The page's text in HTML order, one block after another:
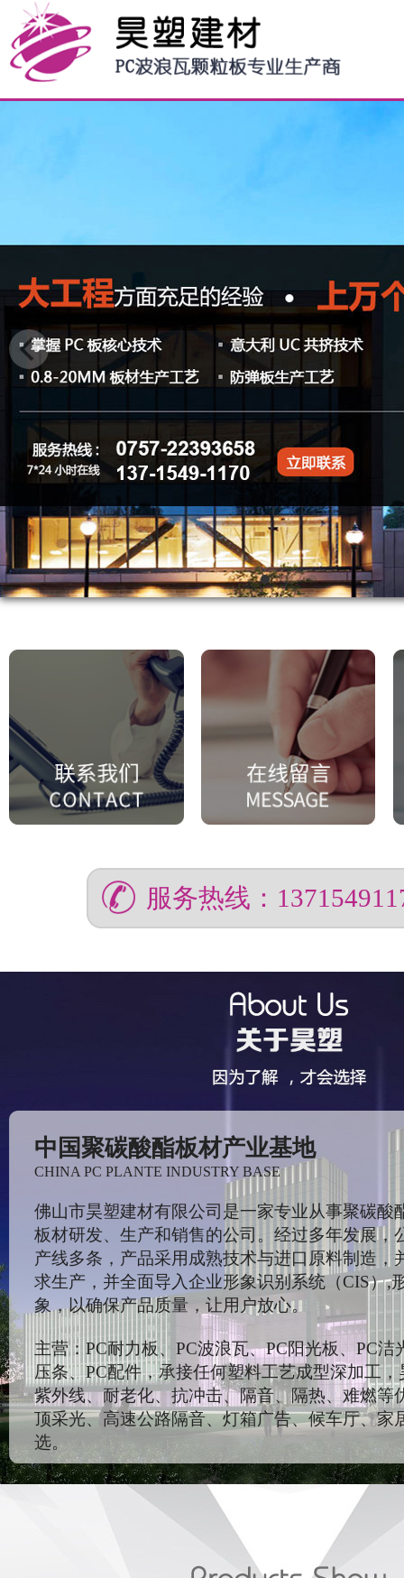
服务热线：
中国聚碳酸酯板材产业基地
CHINA PC PLANTE INDUSTRY BASE
佛山市昊塑建材有限公司是一家专业从事聚碳酸
板材研发、生产和销售的公司。经过多年发展，
产线多条，产品采用成熟技术与进口原料制造，
求生产，并全面导入企业形象识别系统（CIS）,
象，以确保产品质量，让用户放心。
主营：PC耐力板、PC波浪瓦、PC阳光板、PC洁
压条、PC配件，承接任何塑料工艺成型深加工
紫外线、耐老化、抗冲击、隔音、隔热、难燃等
顶采光、高速公路隔音、灯箱广告、候车厅、家
选。